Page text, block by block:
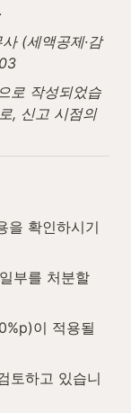
(세액공제·감
로 작성되었습
, 신고 시점의
을 확인하시기
부를 처분할
이 적용될
토하고 있습니